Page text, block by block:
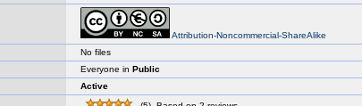
Attribution-Noncommercial-ShareAlike
No files
Everyone in Public
Active